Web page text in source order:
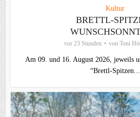
Kultur
BRETTL-
vor 23 Stunden von Toni
Am 09. und 16. August 2026, jeweils
“Brettl-Spitzen...